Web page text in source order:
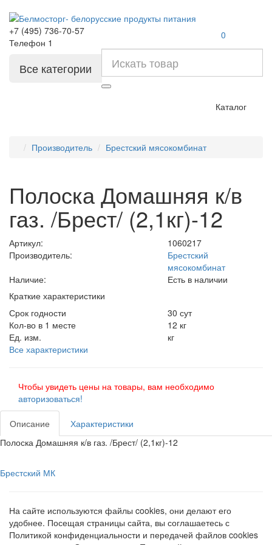
+7 (495) 736-70-57
Телефон 1
0
Все категории
Каталог
Производитель Брестский мясокомбинат
Полоска Домашняя к/в
газ. /Брест/ (2,1кг)-12
Артикул:
1060217
Производитель:
Брестский
мясокомбинат
Наличие:
Есть в наличии
Краткие характеристики
Срок годности
30 сут
Кол-во в 1 месте
12 кг
Ед. изм.
кг
Все характеристики
Чтобы увидеть цены на товары, вам необходимо
авторизоваться!
Описание
Характеристики
Полоска Домашняя к/в газ. /Брест/ (2,1кг)-12
Брестский МК
На сайте используются файлы cookies, они делают его
удобнее. Посещая страницы сайта, вы соглашаетесь с
Политикой конфиденциальности и передачей файлов cookies